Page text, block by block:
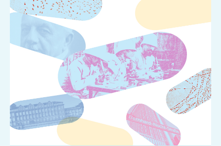
Standorte
Gemeinwesenarbeit
Raumvermietung
Auszeichnungen
Jobs + Praktika
Förderverein
Förderer
Leseförderung
Ferienprogramm